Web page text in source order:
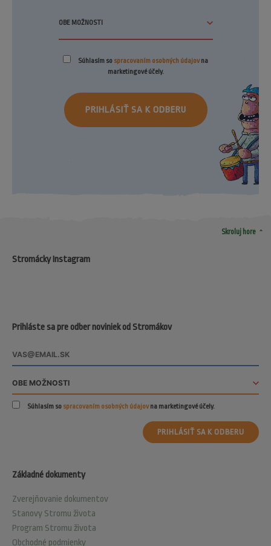
Súhlasím so spracovaním osobných údajovna
marketingové účely.
PRIHLÁSIŤ SA K ODBERU
Skroluj hore arrow_drop_up
Základné dokumenty
Zverejňovanie dokumentov
Stanovy Stromu života
Program Stromu života
Obchodné podmienky
Prihláste sa pre odber noviniek od Stromákov
Súhlasím so spracovaním osobných údajovna marketingové účely.
PRIHLÁSIŤ SA K ODBERU
Stromácky Instagram